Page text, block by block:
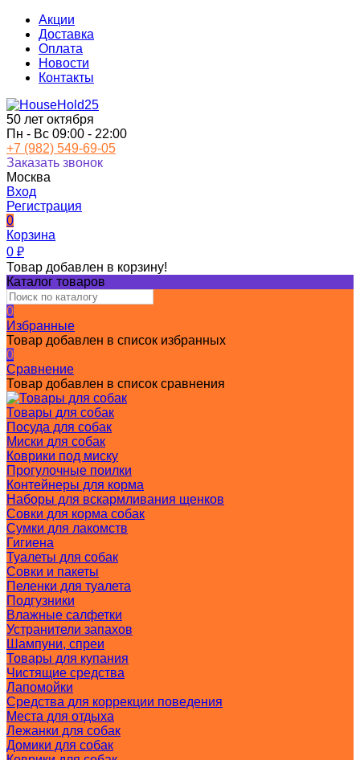
Акции
Доставка
Оплата
Новости
Контакты
50 лет октября
Пн - Вс 09:00 - 22:00
+7 (982) 549-69-05
Заказать звонок
Москва
Вход
Регистрация
0
Корзина
0 ₽
Товар добавлен в корзину!
Каталог товаров
0
Избранные
Товар добавлен в список избранных
0
Сравнение
Товар добавлен в список сравнения
Товары для собак
Посуда для собак
Миски для собак
Коврики под миску
Прогулочные поилки
Контейнеры для корма
Наборы для вскармливания щенков
Совки для корма собак
Сумки для лакомств
Гигиена
Туалеты для собак
Совки и пакеты
Пеленки для туалета
Подгузники
Влажные салфетки
Устранители запахов
Шампуни, спреи
Товары для купания
Чистящие средства
Лапомойки
Средства для коррекции поведения
Места для отдыха
Лежанки для собак
Домики для собак